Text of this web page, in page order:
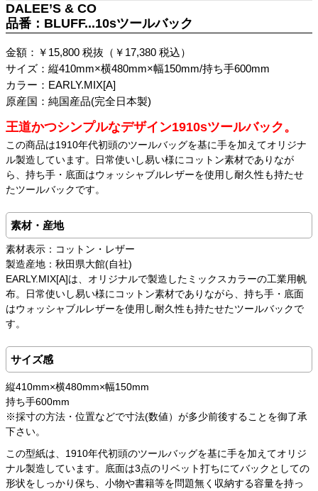
DALEE’S & CO
品番：BLUFF...10sツールバック
金額：￥15,800 税抜（￥17,380 税込）
サイズ：縦410mm×横480mm×幅150mm/持ち手600mm
カラー：EARLY.MIX[A]
原産国：純国産品(完全日本製)
王道かつシンプルなデザイン1910sツールバック。
この商品は1910年代初頭のツールバッグを基に手を加えてオリジナ
ル製造しています。日常使いし易い様にコットン素材でありなが
ら、持ち手・底面はウォッシャブルレザーを使用し耐久性も持たせ
たツールバックです。
素材・産地
素材表示：コットン・レザー
製造産地：秋田県大館(自社)
EARLY.MIX[A]は、オリジナルで製造したミックスカラーの工業用帆
布。日常使いし易い様にコットン素材でありながら、持ち手・底面
はウォッシャブルレザーを使用し耐久性も持たせたツールバックで
す。
サイズ感
縦410mm×横480mm×幅150mm
持ち手600mm
※採寸の方法・位置などで寸法(数値）が多少前後することを御了承
下さい。
この型紙は、1910年代初頭のツールバッグを基に手を加えてオリジ
ナル製造しています。底面は3点のリベット打ちにてバックとしての
形状をしっかり保ち、小物や書籍等を問題無く収納する容量を持っ